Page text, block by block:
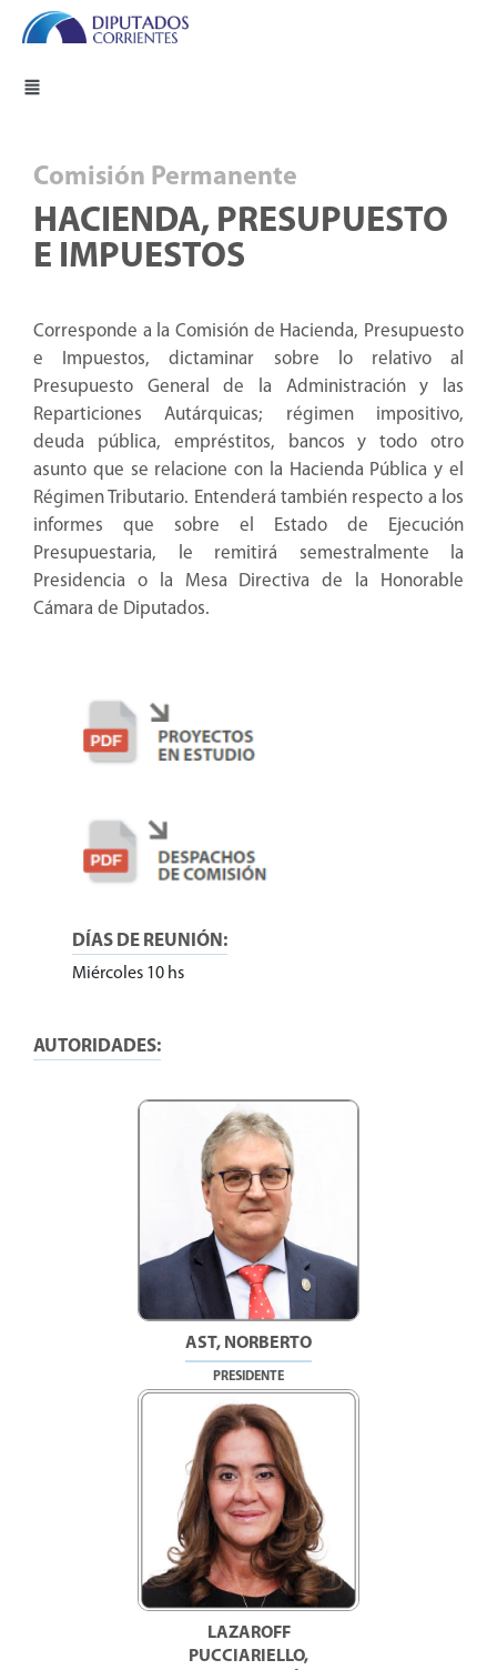
Comisión Permanente
HACIENDA, PRESUPUESTO
E IMPUESTOS
Corresponde a la Comisión de Hacienda, Presupuesto
e Impuestos, dictaminar sobre lo relativo al
Presupuesto General de la Administración y las
Reparticiones Autárquicas; régimen impositivo,
deuda pública, empréstitos, bancos y todo otro
asunto que se relacione con la Hacienda Pública y el
Régimen Tributario. Entenderá también respecto a los
informes que sobre el Estado de Ejecución
Presupuestaria, le remitirá semestralmente la
Presidencia o la Mesa Directiva de la Honorable
Cámara de Diputados.
DÍAS DE REUNIÓN:
Miércoles 10 hs
AUTORIDADES:
AST, NORBERTO
PRESIDENTE
LAZAROFF
PUCCIARIELLO,